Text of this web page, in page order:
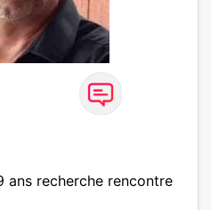
ans recherche rencontre